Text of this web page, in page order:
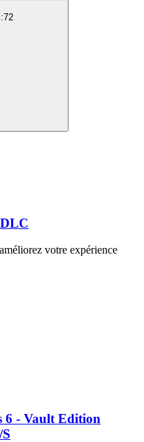
72
votre expérience
6 - Vault Edition